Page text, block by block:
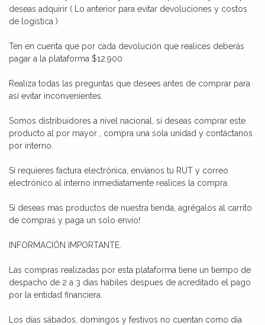
deseas adquirir ( Lo anterior para evitar devoluciones y costos
de logística )
Ten en cuenta que por cada devolución que realices deberás
pagar a la plataforma $12.900
Realiza todas las preguntas que desees antes de comprar para
así evitar inconvenientes.
Somos distribuidores a nivel nacional, si deseas comprar este
producto al por mayor , compra una sola unidad y contáctanos
por interno.
Si requieres factura electrónica, envíanos tu RUT y correo
electrónico al interno inmediatamente realices la compra.
Si deseas mas productos de nuestra tienda, agrégalos al carrito
de compras y paga un solo envío!
INFORMACIÓN IMPORTANTE.
Las compras realizadas por esta plataforma tiene un tiempo de
despacho de 2 a 3 dias habiles despues de acreditado el pago
por la entidad financiera.
Los días sábados, domingos y festivos no cuentan como día